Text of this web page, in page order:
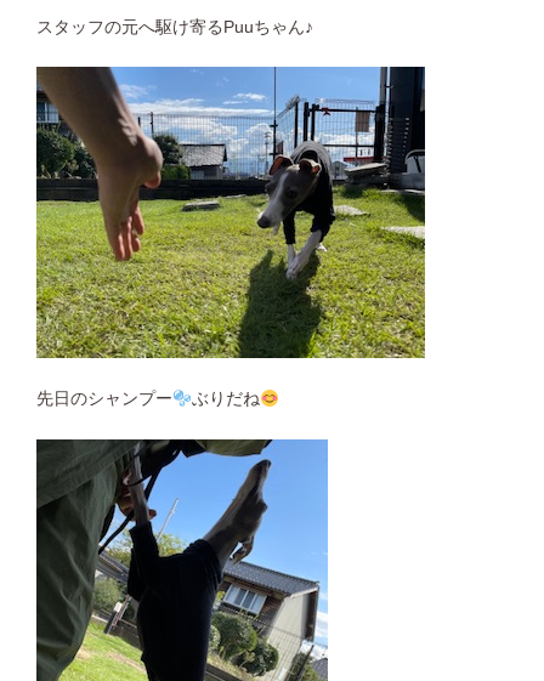
スタッフの元へ駆け寄るPuuちゃん♪
先日のシャンプー ぶりだね